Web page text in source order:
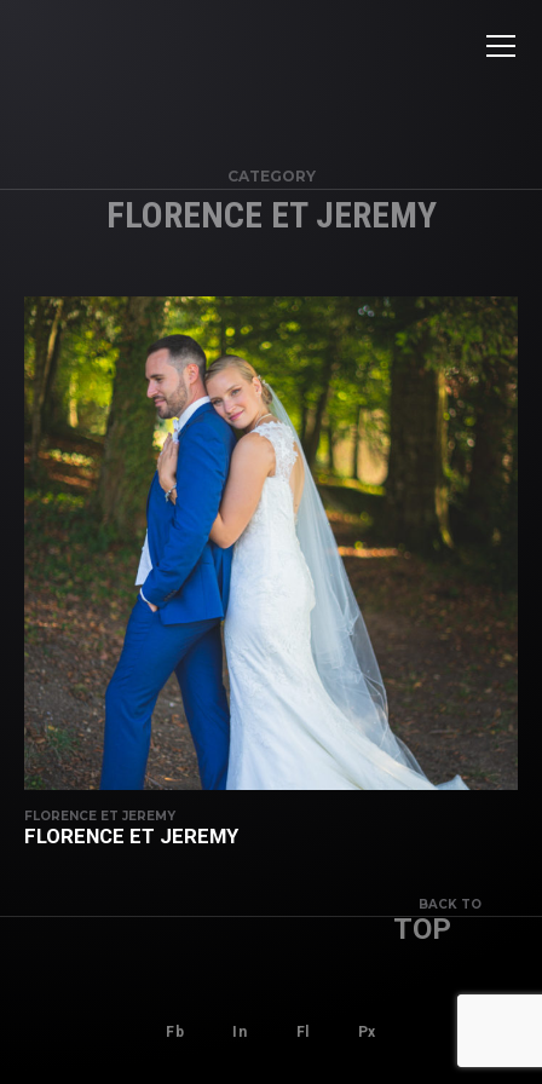
CATEGORY
FLORENCE ET JEREMY
FLORENCE ET JEREMY
FLORENCE ET JEREMY
BACK TO
TOP
Fb In Fl Px